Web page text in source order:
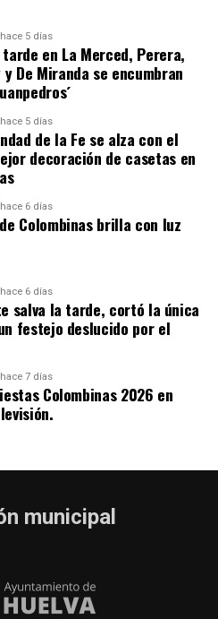
FIESTAS COLOMBINAS
hace 5 días
en La Merced, Perera,
y De Miranda se encumbran
hace 5 días
de la Fe se alza con el
decoración de casetas en
hace 6 días
Colombinas brilla con luz
hace 6 días
salva la tarde, cortó la única
festejo deslucido por el
hace 7 días
Colombinas 2026 en
municipal